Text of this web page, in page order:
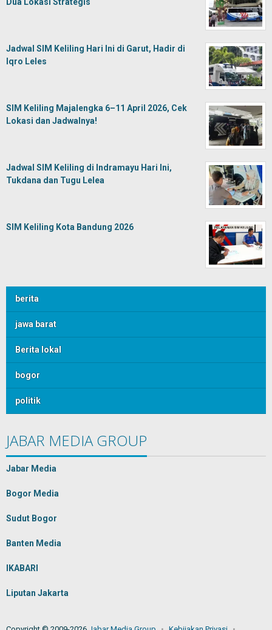
Jadwal SIM Keliling Hari Ini di Garut, Hadir di
Iqro Leles
SIM Keliling Majalengka 6–11 April 2026, Cek
Lokasi dan Jadwalnya!
Jadwal SIM Keliling di Indramayu Hari Ini,
Tukdana dan Tugu Lelea
SIM Keliling Kota Bandung 2026
berita
jawa barat
Berita lokal
bogor
politik
JABAR MEDIA GROUP
Jabar Media
Bogor Media
Sudut Bogor
Banten Media
IKABARI
Liputan Jakarta